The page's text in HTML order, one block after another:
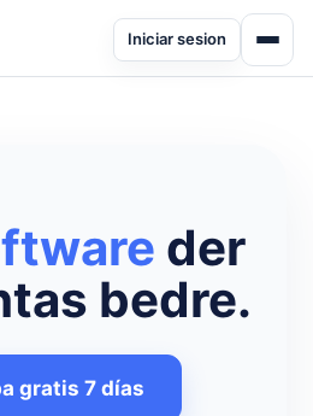
Iniciar sesion
der
bedre.
gratis 7 días